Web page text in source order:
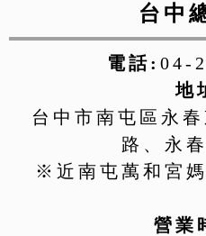
台中
電話: 04-
地
台中市南屯區永
路、永
※近南屯萬和宮
營業